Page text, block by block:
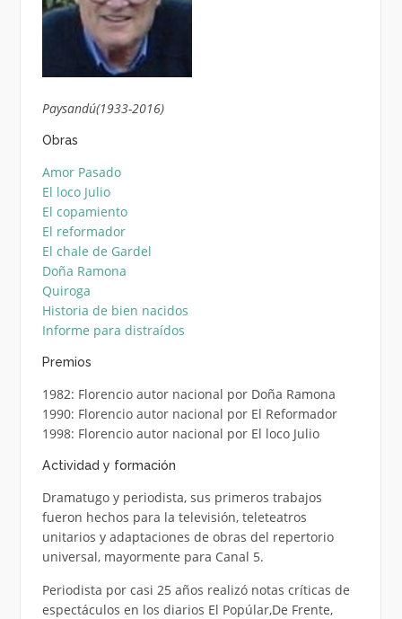
Paysandú(1933-2016)
Obras
Amor Pasado
El loco Julio
El copamiento
El reformador
El chale de Gardel
Doña Ramona
Quiroga
Historia de bien nacidos
Informe para distraídos
Premios
1982: Florencio autor nacional por Doña Ramona
1990: Florencio autor nacional por El Reformador
1998: Florencio autor nacional por El loco Julio
Actividad y formación
Dramatugo y periodista, sus primeros trabajos
fueron hechos para la televisión, teleteatros
unitarios y adaptaciones de obras del repertorio
universal, mayormente para Canal 5.
Periodista por casi 25 años realizó notas críticas de
espectáculos en los diarios El Popúlar,De Frente,